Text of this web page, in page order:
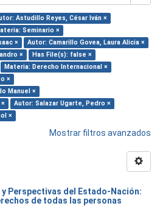
Astudillo Reyes, César Iván ×
Seminario ×
×
Autor: Camarillo Govea, Laura Alicia ×
×
Has File(s): false ×
Materia: Derecho Internacional ×
×
Manuel ×
Autor: Salazar Ugarte, Pedro ×
×
Mostrar filtros avanzados
y Perspectivas del Estado-Nación:
de todas las personas